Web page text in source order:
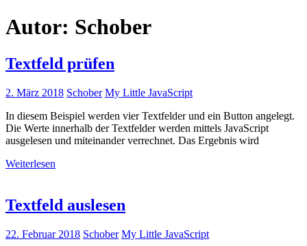
Autor: Schober
Textfeld prüfen
2. März 2018 Schober My Little JavaScript
In diesem Beispiel werden vier Textfelder und ein Button angelegt.
Die Werte innerhalb der Textfelder werden mittels JavaScript
ausgelesen und miteinander verrechnet. Das Ergebnis wird
Weiterlesen
Textfeld auslesen
22. Februar 2018 Schober My Little JavaScript